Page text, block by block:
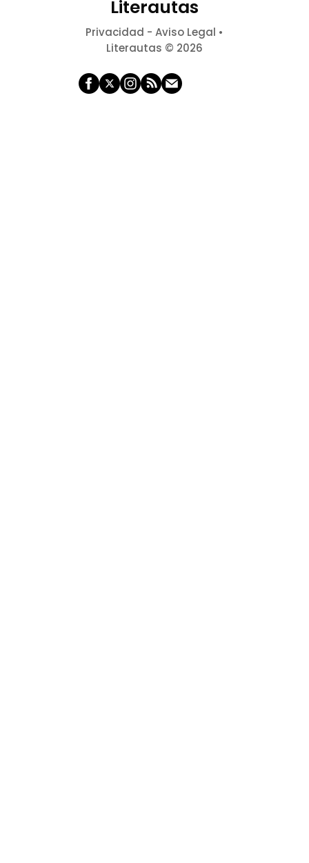
Literautas
Privacidad - Aviso Legal •
Literautas © 2026